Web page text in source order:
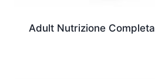
Adult Nutrizione Completa